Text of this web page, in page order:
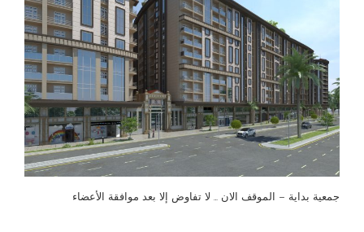
جمعية بداية – الموقف الان … لا تفاوض إلا بعد موافقة الأعضاء